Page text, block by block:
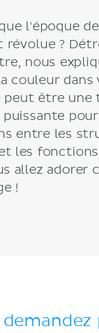
l'époque
révolue ?
nous
couleur dans
peut être une
pour
entre les
les
allez adorer
!